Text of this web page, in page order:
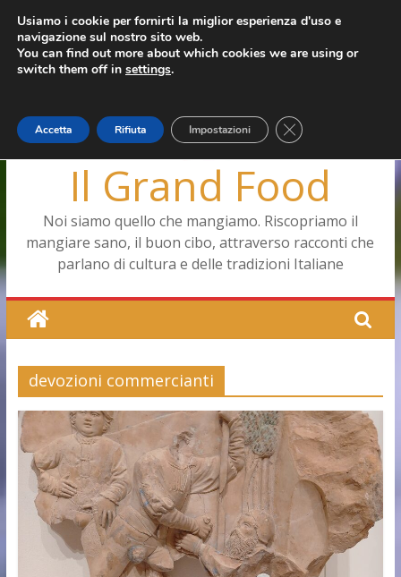
Salta
contenuto
mercoledì, Agosto 5, 2026
Ultimo: Pizza a Corte
Menopausa, una forma smagliante senza età
Capodimonte, ritorna la tavola di corte
Il Grand Food
Noi siamo quello che mangiamo. Riscopriamo il
mangiare sano, il buon cibo, attraverso racconti che
parlano di cultura e delle tradizioni Italiane
devozioni commercianti
Usiamo i cookie per fornirti la miglior esperienza d'uso e
navigazione sul nostro sito web.
You can find out more about which cookies we are using or
switch them off in settings.
Accetta Rifiuta Impostazioni Close GDPR